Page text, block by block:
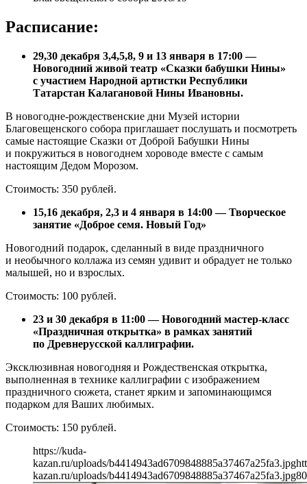
Расписание:
29,30 декабря 3,4,5,8, 9 и 13 января в 17:00 —
Новогодний живой театр «Сказки бабушки Нины»
с участием Народной артистки Республики
Татарстан Калагановой Нины Ивановны.
В новогодне-рождественские дни Музей истории
Благовещенского собора приглашает послушать и посмотреть
самые настоящие Сказки от Доброй Бабушки Нины
и покружиться в новогоднем хороводе вместе с самым
настоящим Дедом Морозом.
Стоимость: 350 рублей.
15,16 декабря, 2,3 и 4 января в 14:00 — Творческое
занятие «Доброе семя. Новый Год»
Новогодний подарок, сделанный в виде праздничного
и необычного коллажа из семян удивит и обрадует не только
малышей, но и взрослых.
Стоимость: 100 рублей.
23 и 30 декабря в 11:00 — Новогодний мастер-класс
«Праздничная открытка» в рамках занятий
по Древнерусской каллиграфии.
Эксклюзивная новогодняя и Рождественская открытка,
выполненная в технике каллиграфии с изображением
праздничного сюжета, станет ярким и запоминающимся
подарком для Ваших любимых.
Стоимость: 150 рублей.
https://kuda-
kazan.ru/uploads/b4414943ad6709848885a37467a25fa3.jpg
kazan.ru/uploads/b4414943ad6709848885a37467a25fa3.jpg